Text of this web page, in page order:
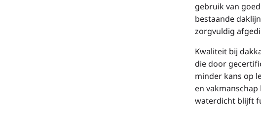
gebruik van
bestaande
zorgvuldig
Kwaliteit bij
die door
minder kans op
en
waterdicht blijft